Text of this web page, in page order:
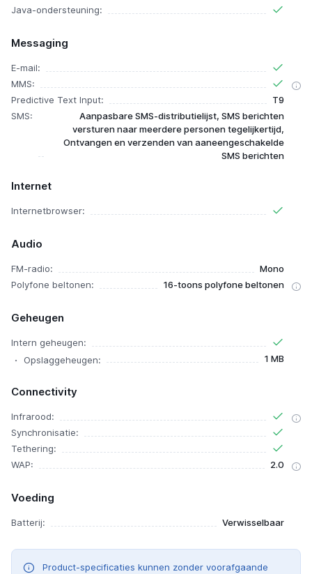
Java-ondersteuning:
Messaging
E-mail:
MMS:
Predictive Text Input:
T9
SMS:
Aanpasbare SMS-distributielijst, SMS berichten
versturen naar meerdere personen tegelijkertijd,
Ontvangen en verzenden van aaneengeschakelde
SMS berichten
Internet
Internetbrowser:
Audio
FM-radio:
Mono
Polyfone beltonen:
16-toons polyfone beltonen
Geheugen
Intern geheugen:
Opslaggeheugen:
1 MB
Connectivity
Infrarood:
Synchronisatie:
Tethering:
WAP:
2.0
Voeding
Batterij: Verwisselbaar
Product-specificaties kunnen zonder voorafgaande